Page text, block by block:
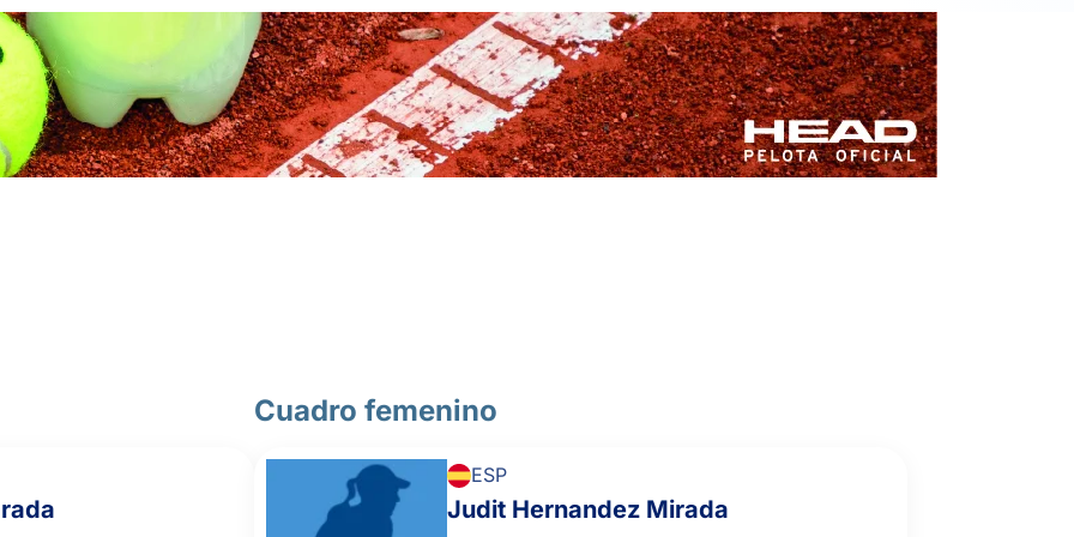
RUIZ RODRIGUEZ, H. 635
RAKOTONDRASOA, V. 466
13
PALAZÓN LACASA, A. 062
LÓPEZ ALCARAZ, E. 636
Cuadro femenino
ESP
Judit Hernandez Mirada